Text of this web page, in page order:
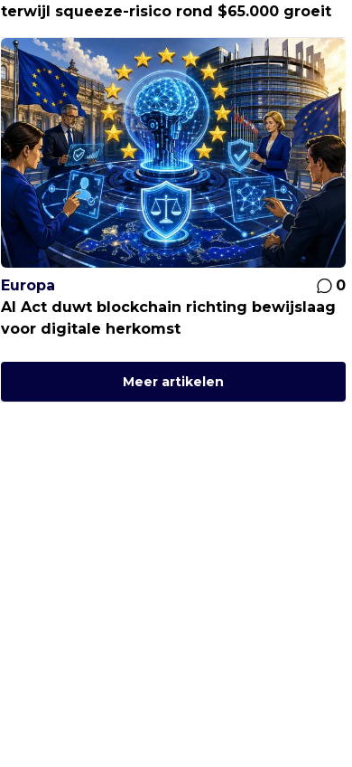
terwijl squeeze-risico rond $65.000 groeit
Europa
0
AI Act duwt blockchain richting bewijslaag
voor digitale herkomst
Meer artikelen